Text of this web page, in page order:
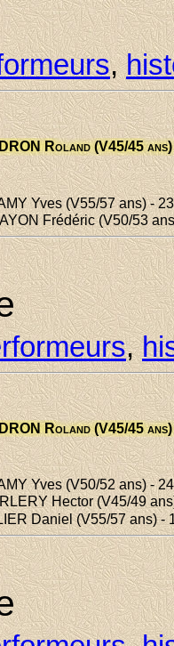
,
Roland(V45/45
Yves(V55/57 ans) -
Frédéric(V50/53
,
Roland(V45/45
Yves(V50/52 ans) -
Hector(V45/49
Daniel(V55/57 ans) -